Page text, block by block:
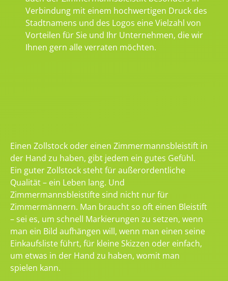
Verbindung mit einem hochwertigen Druck des
Stadtnamens und des Logos eine Vielzahl von
Vorteilen für Sie und Ihr Unternehmen, die wir
Ihnen gern alle verraten möchten.
Einen Zollstock oder einen Zimmermannsbleistift in
der Hand zu haben, gibt jedem ein gutes Gefühl.
Ein guter Zollstock steht für außerordentliche
Qualität – ein Leben lang. Und
Zimmermannsbleistifte sind nicht nur für
Zimmermännern. Man braucht so oft einen Bleistift
– sei es, um schnell Markierungen zu setzen, wenn
man ein Bild aufhängen will, wenn man einen seine
Einkaufsliste führt, für kleine Skizzen oder einfach,
um etwas in der Hand zu haben, womit man
spielen kann.